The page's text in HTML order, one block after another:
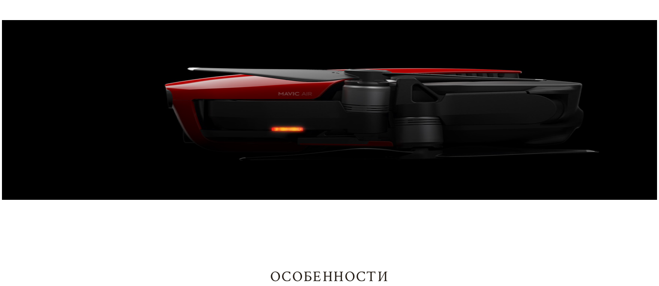
ОСОБЕННОСТИ